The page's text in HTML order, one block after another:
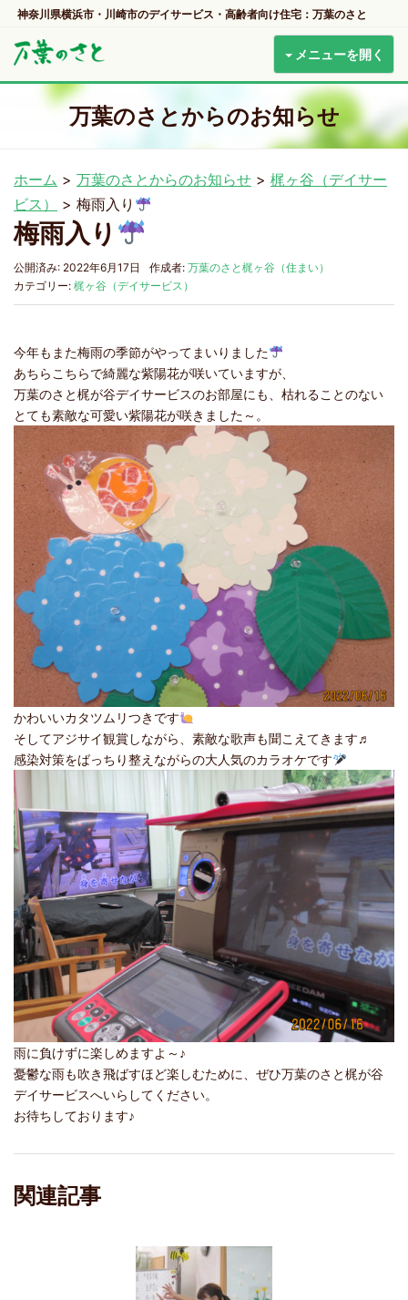
神奈川県横浜市・川崎市のデイサービス・高齢者向け住宅：万葉のさと
メニューを開く
万葉のさとからのお知らせ
ホーム > 万葉のさとからのお知らせ > 梶ヶ谷（デイサー
ビス）
> 梅雨入り
梅雨入り
公開済み: 2022年6月17日 作成者: 万葉のさと梶ヶ谷（住まい）
カテゴリー: 梶ヶ谷（デイサービス）
今年もまた梅雨の季節がやってまいりました
あちらこちらで綺麗な紫陽花が咲いていますが、
万葉のさと梶が谷デイサービスのお部屋にも、枯れることのない
とても素敵な可愛い紫陽花が咲きました～。
かわいいカタツムリつきです
そしてアジサイ観賞しながら、素敵な歌声も聞こえてきます♬
感染対策をばっちり整えながらの大人気のカラオケです
雨に負けずに楽しめますよ～♪
憂鬱な雨も吹き飛ばすほど楽しむために、ぜひ万葉のさと梶が谷
デイサービスへいらしてください。
お待ちしております♪
関連記事